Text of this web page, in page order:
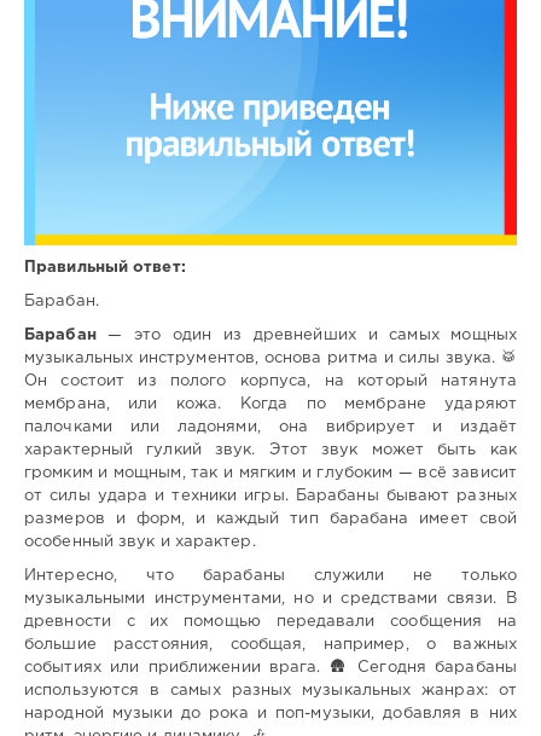
Правильный ответ:
Барабан.
Барабан— это один из древнейших и самых мощных
музыкальных инструментов, основа ритма и силы звука. 🥁
Он состоит из полого корпуса, на который натянута
мембрана, или кожа. Когда по мембране ударяют
палочками или ладонями, она вибрирует и издаёт
характерный гулкий звук. Этот звук может быть как
громким и мощным, так и мягким и глубоким — всё зависит
от силы удара и техники игры. Барабаны бывают разных
размеров и форм, и каждый тип барабана имеет свой
особенный звук и характер.
Интересно, что барабаны служили не только
музыкальными инструментами, но и средствами связи. В
древности с их помощью передавали сообщения на
большие расстояния, сообщая, например, о важных
событиях или приближении врага. 🛖 Сегодня барабаны
используются в самых разных музыкальных жанрах: от
народной музыки до рока и поп-музыки, добавляя в них